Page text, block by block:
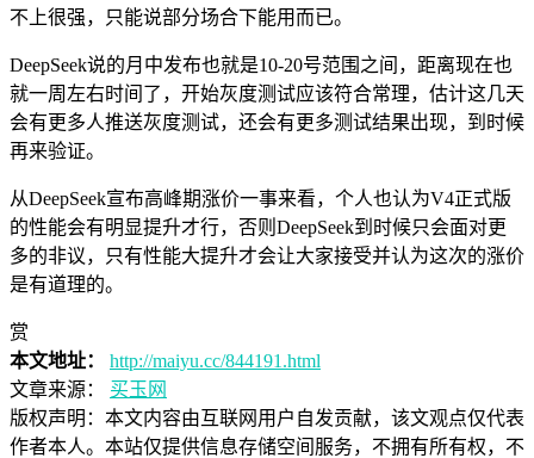
不上很强，只能说部分场合下能用而已。
DeepSeek说的月中发布也就是10-20号范围之间，距离现在也
就一周左右时间了，开始灰度测试应该符合常理，估计这几天
会有更多人推送灰度测试，还会有更多测试结果出现，到时候
再来验证。
从DeepSeek宣布高峰期涨价一事来看，个人也认为V4正式版
的性能会有明显提升才行，否则DeepSeek到时候只会面对更
多的非议，只有性能大提升才会让大家接受并认为这次的涨价
是有道理的。
赏
本文地址：
http://maiyu.cc/844191.html
文章来源：
买玉网
版权声明： 本文内容由互联网用户自发贡献，该文观点仅代表
作者本人。本站仅提供信息存储空间服务，不拥有所有权，不